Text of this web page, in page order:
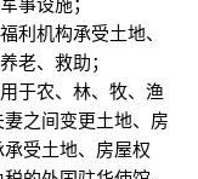
利机构承受土地、
养老、救助；
于农、林、牧、渔
之间变更土地、房
受土地、房屋权